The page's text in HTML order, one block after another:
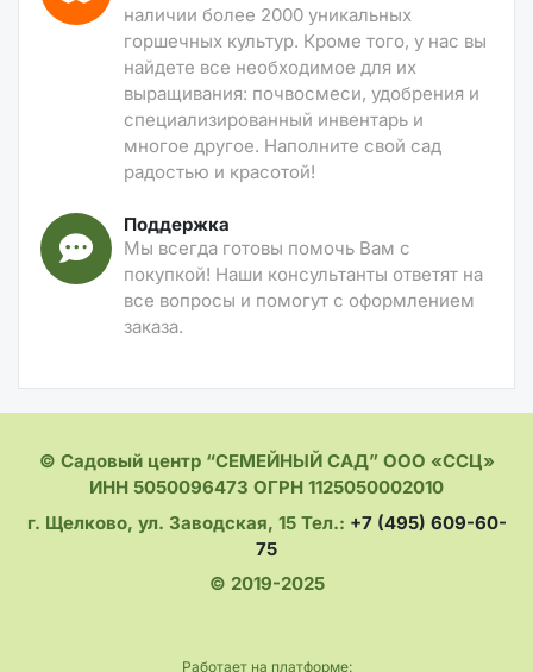
наличии более 2000 уникальных
горшечных культур. Кроме того, у нас вы
найдете все необходимое для их
выращивания: почвосмеси, удобрения и
специализированный инвентарь и
многое другое. Наполните свой сад
радостью и красотой!
Поддержка
Мы всегда готовы помочь Вам с
покупкой! Наши консультанты ответят на
все вопросы и помогут с оформлением
заказа.
© Садовый центр “СЕМЕЙНЫЙ САД” ООО «ССЦ»
ИНН 5050096473 ОГРН 1125050002010
г. Щелково, ул. Заводская, 15 Тел.: +7 (495) 609-60-
75
© 2019-2025
Работает на платформе: